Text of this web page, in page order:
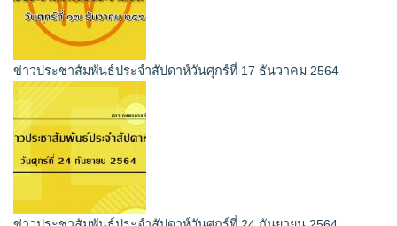
ข่าวประชาสัมพันธ์ประจำสัปดาห์วันศุกร์ที่ 17 ธันวาคม 2564